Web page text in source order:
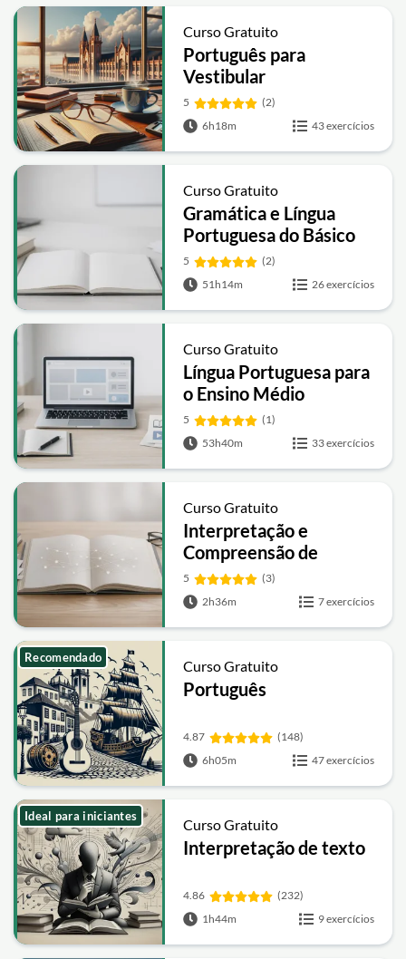
Curso Gratuito
Português para
Vestibular
5
(2)
6h18m
43 exercícios
Curso Gratuito
Gramática e Língua
Portuguesa do Básico
ao Avançado
5
(2)
51h14m
26 exercícios
Curso Gratuito
Língua Portuguesa para
o Ensino Médio
5
(1)
53h40m
33 exercícios
Curso Gratuito
Interpretação e
Compreensão de
Textos: Coesão,
Coerência e Inferências
5
(3)
2h36m
7 exercícios
Curso Gratuito
Português
4.87
(148)
6h05m
47 exercícios
Recomendado
Curso Gratuito
Interpretação de texto
4.86
(232)
1h44m
9 exercícios
Ideal para iniciantes